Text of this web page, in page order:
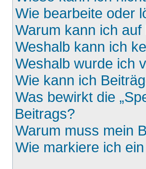
Wie bearbeite oder
Warum kann ich
Weshalb kann ich
Weshalb wurde ich
Wie kann ich
Was bewirkt die
Beitrags?
Warum muss mein
Wie markiere ich